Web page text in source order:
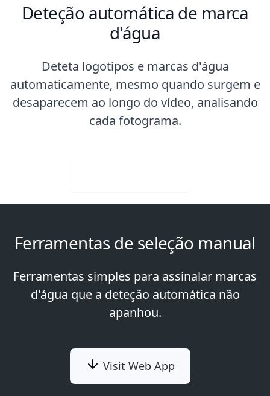
Deteção automática de marca
d'água
Deteta logotipos e marcas d'água
automaticamente, mesmo quando surgem e
desaparecem ao longo do vídeo, analisando
cada fotograma.
Ferramentas de seleção manual
Ferramentas simples para assinalar marcas
d'água que a deteção automática não
apanhou.
Visit Web App